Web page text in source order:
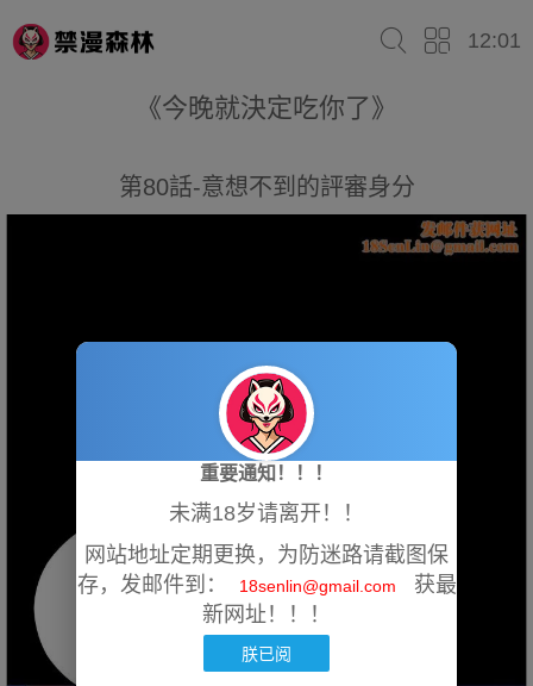
12:01
《今晚就決定吃你了》
第80話-意想不到的評審身分
重要通知！！！
未满18岁请离开！！
网站地址定期更换，为防迷路请截图保
存，发邮件到：
18senlin@gmail.com
获最
新网址！！！
朕已阅